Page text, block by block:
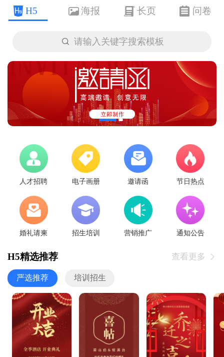
H5 海报 长页 问卷
 请输入关键字搜索模板
人才招聘 电子画册 邀请函 节日热点
婚礼请柬 招生培训 营销推广 通知公告
H5精选推荐 查看更多 
严选推荐 培训招生